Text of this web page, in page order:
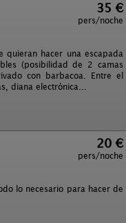
35 €
pers/noche
hacer una escapada
(posibilidad de 2 camas
con barbacoa. Entre el
diana electrónica...
20 €
pers/noche
lo necesario para hacer de